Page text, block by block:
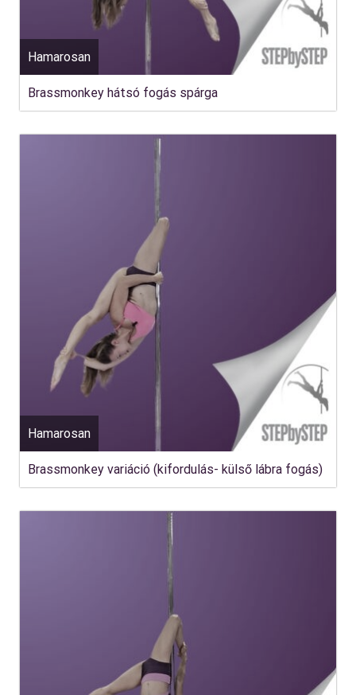
Hamarosan
Brassmonkey hátsó fogás spárga
Hamarosan
Brassmonkey variáció (kifordulás- külső lábra fogás)